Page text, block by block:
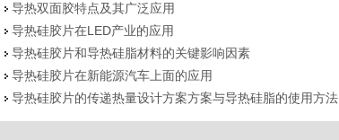
导热双面胶特点及其广泛应用
导热硅胶片在LED产业的应用
导热硅胶片和导热硅脂材料的关键影响因素
导热硅胶片在新能源汽车上面的应用
导热硅胶片的传递热量设计方案方案与导热硅脂的使用方法